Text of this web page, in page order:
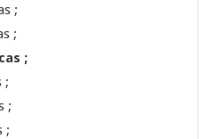
;
;
;
;
;